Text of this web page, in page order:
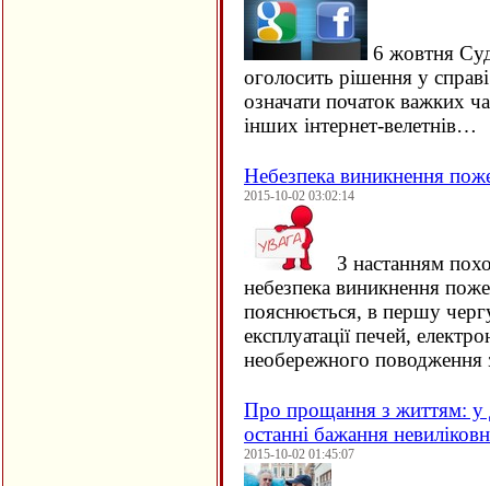
6 жовтня
оголосить рішення у
означати початок важких
інших інтернет-велетнів…
Небезпека виникнення
2015-10-02 03:02:14
З настанням
небезпека виникнення
пояснюється, в першу
експлуатації печей,
необережного поводження
Про прощання з життям: у
останні бажання
2015-10-02 01:45:07